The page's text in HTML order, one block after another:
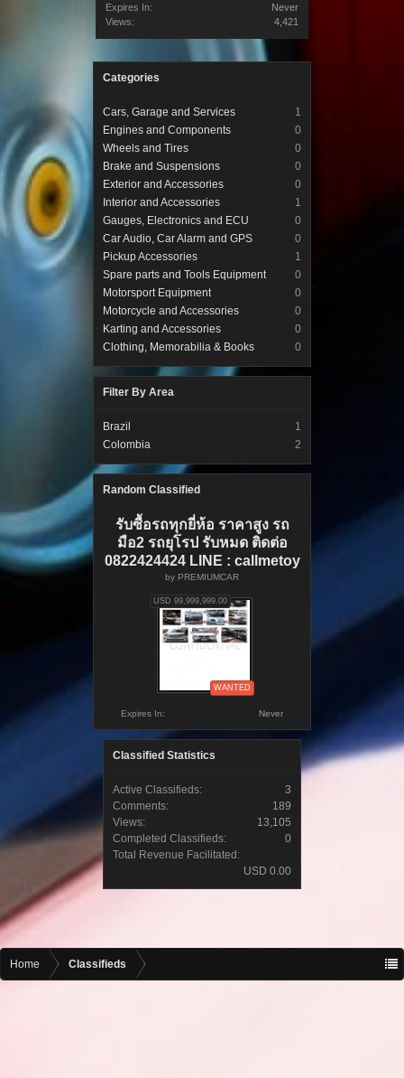
Categories
Cars, Garage and Services
1
Engines and Components
0
Wheels and Tires
0
Brake and Suspensions
0
Exterior and Accessories
0
Interior and Accessories
1
Gauges, Electronics and ECU
0
Car Audio, Car Alarm and GPS
0
Pickup Accessories
1
Spare parts and Tools Equipment
0
Motorsport Equipment
0
Motorcycle and Accessories
0
Karting and Accessories
0
Clothing, Memorabilia & Books
0
Filter By Area
Brazil
1
Colombia
2
Random Classified
รับซื้อรถทุกยี่ห้อ ราคาสูง รถ
มือ2 รถยุโรป รับหมด ติดต่อ
0822424424 LINE : callmetoy
by PREMIUMCAR
WANTED
USD 99,999,999.00
Expires In: Never
Classified Statistics
Active Classifieds:
3
Comments:
189
Views:
13,105
Completed Classifieds:
0
Total Revenue Facilitated:
USD 0.00
Expires In:
Never
Views:
4,421
Home Classifieds